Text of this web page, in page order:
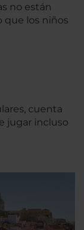
no están
que los niños
cuenta
jugar incluso